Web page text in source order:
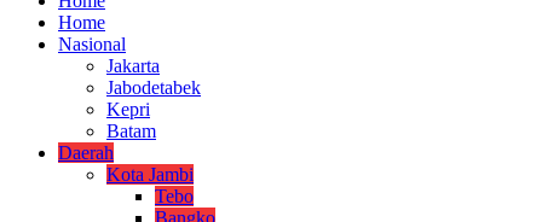
Home
Nasional
Jakarta
Jabodetabek
Kepri
Batam
Daerah
Kota Jambi
Tebo
Bangko